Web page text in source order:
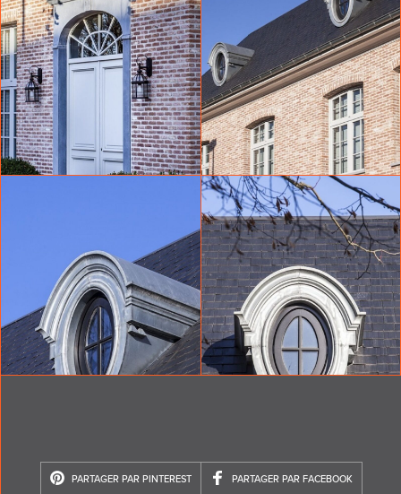
PARTAGER PAR PINTEREST PARTAGER PAR FACEBOOK